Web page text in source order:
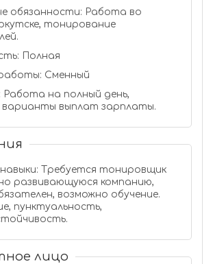
обязанности: Работа во
тонирование
Полная
Сменный
Работа на полный день,
варианты выплат зарплаты.
Требуется тонировщик
развивающуюся компанию,
возможно обучение.
пунктуальность,
лицо